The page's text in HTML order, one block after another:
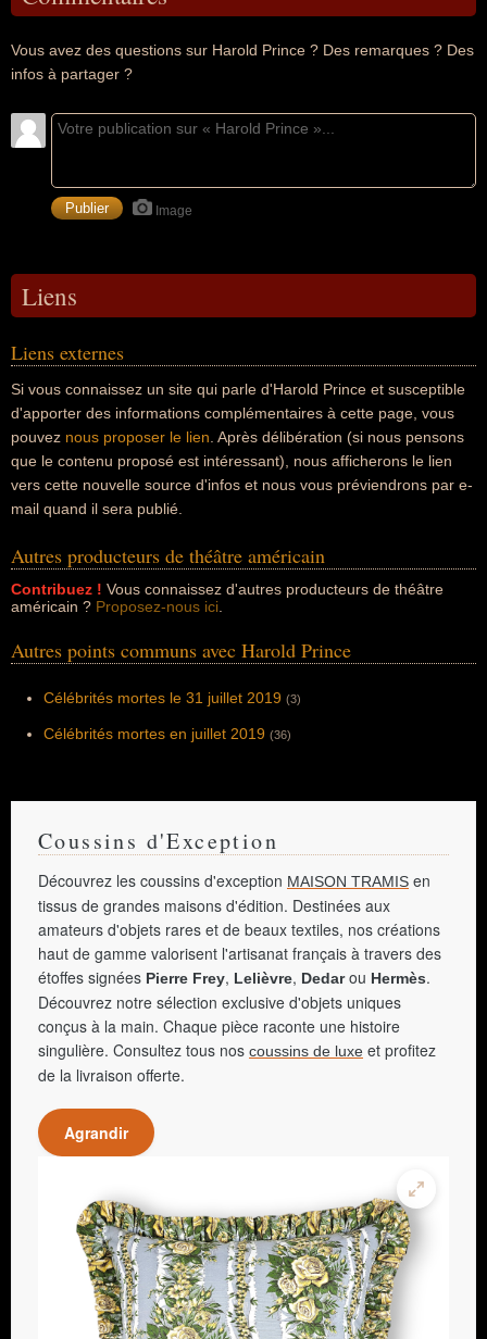
Vous avez des questions sur Harold Prince ? Des remarques ? Des
infos à partager ?
Image
Liens
Liens externes
Si vous connaissez un site qui parle d'Harold Prince et susceptible
d'apporter des informations complémentaires à cette page, vous
pouvez nous proposer le lien . Après délibération (si nous pensons
que le contenu proposé est intéressant), nous afficherons le lien
vers cette nouvelle source d'infos et nous vous préviendrons par e-
mail quand il sera publié.
Autres producteurs de théâtre américain
Contribuez ! Vous connaissez d'autres producteurs de théâtre
américain ? Proposez-nous ici
Autres points communs avec Harold Prince
Célébrités mortes le 31 juillet 2019 (3)
Célébrités mortes en juillet 2019 (36)
Coussins d'Exception
Découvrez les coussins d'exception MAISON TRAMIS en
tissus de grandes maisons d'édition. Destinées aux
amateurs d'objets rares et de beaux textiles, nos créations
haut de gamme valorisent l'artisanat français à travers des
étoffes signées Pierre Frey, Lelièvre, Dedarou Hermès.
Découvrez notre sélection exclusive d'objets uniques
conçus à la main. Chaque pièce raconte une histoire
singulière. Consultez tous nos coussins de luxe et profitez
de la livraison offerte.
Agrandir